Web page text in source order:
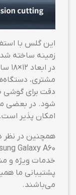
این گلس با
زمینه ساخته
در
مشتری،
شود. در بعضی
امکان پذیر است.
همچنین در نظر
خدمات ویژه و
پشتیبانی ما
می‌باشند.